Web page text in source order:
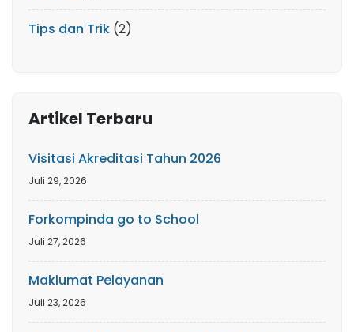
Tips dan Trik (2)
Artikel Terbaru
Visitasi Akreditasi Tahun 2026
Juli 29, 2026
Forkompinda go to School
Juli 27, 2026
Maklumat Pelayanan
Juli 23, 2026